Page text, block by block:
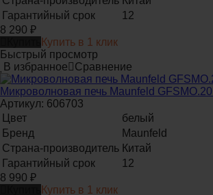
Гарантийный срок
12
8 290 ₽
Купить в 1 клик
Быстрый просмотр
В избранное
Сравнение
Микроволновая печь Maunfeld
Артикул: 606703
Цвет
белый
Бренд
Maunfeld
Страна-производитель Китай
Гарантийный срок
12
8 990 ₽
Купить в 1 клик